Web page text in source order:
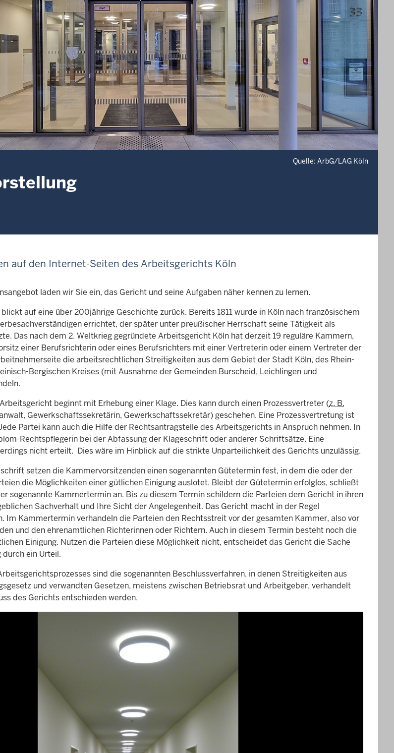
Quelle: ArbG/LAG Köln
auf den Internet-Seiten des Arbeitsgerichts Köln
laden wir Sie ein, das Gericht und seine Aufgaben näher kennen zu lernen.
auf eine über 200jährige Geschichte zurück. Bereits 1811 wurde in Köln nach französischem
errichtet, der später unter preußischer Herrschaft seine Tätigkeit als
Das nach dem 2. Weltkrieg gegründete Arbeitsgericht Köln hat derzeit 19 reguläre Kammern,
einer Berufsrichterin oder eines Berufsrichters mit einer Vertreterin oder einem Vertreter der
die arbeitsrechtlichen Streitigkeiten aus dem Gebiet der Stadt Köln, des Rhein-
Bergischen Kreises (mit Ausnahme der Gemeinden Burscheid, Leichlingen und
beginnt mit Erhebung einer Klage. Dies kann durch einen Prozessvertreter (z. B.
Gewerkschaftssekretärin, Gewerkschaftssekretär) geschehen. Eine Prozessvertretung ist
Partei kann auch die Hilfe der Rechtsantragstelle des Arbeitsgerichts in Anspruch nehmen. In
Rechtspflegerin bei der Abfassung der Klageschrift oder anderer Schriftsätze. Eine
nicht erteilt. Dies wäre im Hinblick auf die strikte Unparteilichkeit des Gerichts unzulässig.
setzen die Kammervorsitzenden einen sogenannten Gütetermin fest, in dem die oder der
die Möglichkeiten einer gütlichen Einigung auslotet. Bleibt der Gütetermin erfolglos, schließt
sogenannte Kammertermin an. Bis zu diesem Termin schildern die Parteien dem Gericht in ihren
Sachverhalt und Ihre Sicht der Angelegenheit. Das Gericht macht in der Regel
Im Kammertermin verhandeln die Parteien den Rechtsstreit vor der gesamten Kammer, also vor
und den ehrenamtlichen Richterinnen oder Richtern. Auch in diesem Termin besteht noch die
Einigung. Nutzen die Parteien diese Möglichkeit nicht, entscheidet das Gericht die Sache
ein Urteil.
sind die sogenannten Beschlussverfahren, in denen Streitigkeiten aus
und verwandten Gesetzen, meistens zwischen Betriebsrat und Arbeitgeber, verhandelt
des Gerichts entschieden werden.